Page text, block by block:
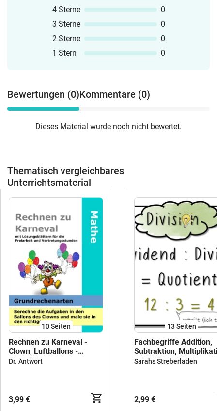
4 Sterne
0
3 Sterne
0
2 Sterne
0
1 Stern
0
Bewertungen (0)Kommentare (0)
Dieses Material wurde noch nicht bewertet.
Thematisch vergleichbares
Unterrichtsmaterial
10Seiten
Rechnen zu Karneval -
Clown, Luftballons -
Addieren, Subtrahieren,
Dr. Antwort
3,99 €
13 Seiten
Fachbegriffe Addition,
Subtraktion,
Division
Sarahs Streberladen
2,99 €